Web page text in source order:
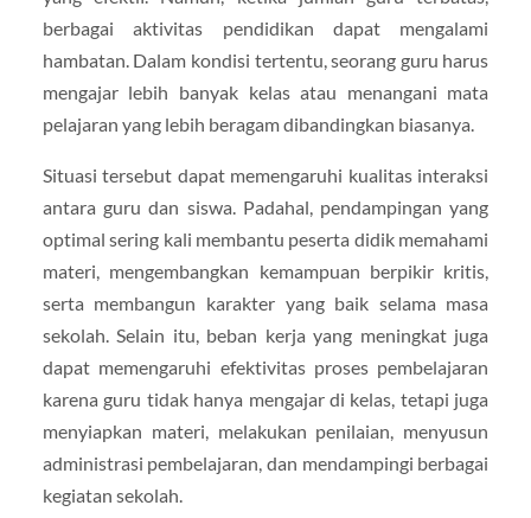
berbagai aktivitas pendidikan dapat mengalami
hambatan. Dalam kondisi tertentu, seorang guru harus
mengajar lebih banyak kelas atau menangani mata
pelajaran yang lebih beragam dibandingkan biasanya.
Situasi tersebut dapat memengaruhi kualitas interaksi
antara guru dan siswa. Padahal, pendampingan yang
optimal sering kali membantu peserta didik memahami
materi, mengembangkan kemampuan berpikir kritis,
serta membangun karakter yang baik selama masa
sekolah. Selain itu, beban kerja yang meningkat juga
dapat memengaruhi efektivitas proses pembelajaran
karena guru tidak hanya mengajar di kelas, tetapi juga
menyiapkan materi, melakukan penilaian, menyusun
administrasi pembelajaran, dan mendampingi berbagai
kegiatan sekolah.